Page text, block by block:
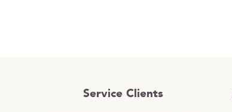
Service Clients